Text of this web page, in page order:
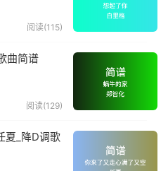
阅读(115)
曲简谱
阅读(129)
夏_降D调歌